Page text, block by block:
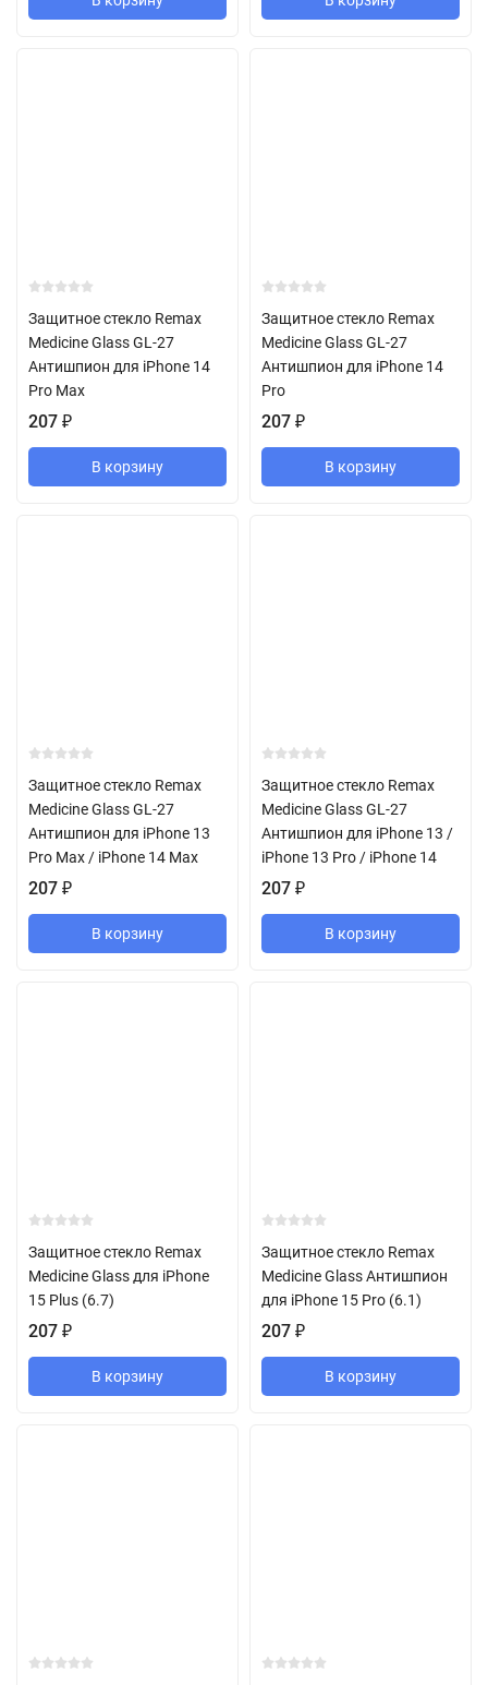
Защитное стекло Remax
Medicine Glass GL-27
Антишпион для iPhone 14
Pro Max
207 ₽
В корзину
Защитное стекло Remax
Medicine Glass GL-27
Антишпион для iPhone 14
Pro
207 ₽
В корзину
Защитное стекло Remax
Medicine Glass GL-27
Антишпион для iPhone 13
Pro Max / iPhone 14 Max
207 ₽
В корзину
Защитное стекло Remax
Medicine Glass GL-27
Антишпион для iPhone 13 /
iPhone 13 Pro / iPhone 14
207 ₽
В корзину
Защитное стекло Remax
Medicine Glass для iPhone
15 Plus (6.7)
207 ₽
В корзину
Защитное стекло Remax
Medicine Glass Антишпион
для iPhone 15 Pro (6.1)
207 ₽
В корзину